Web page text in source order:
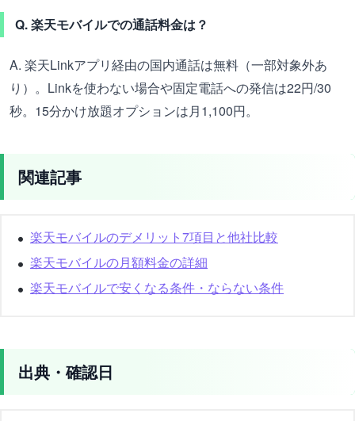
Q. 楽天モバイルでの通話料金は？
A. 楽天Linkアプリ経由の国内通話は無料（一部対象外あ
り）。Linkを使わない場合や固定電話への発信は22円/30
秒。15分かけ放題オプションは月1,100円。
関連記事
楽天モバイルのデメリット7項目と他社比較
楽天モバイルの月額料金の詳細
楽天モバイルで安くなる条件・ならない条件
出典・確認日